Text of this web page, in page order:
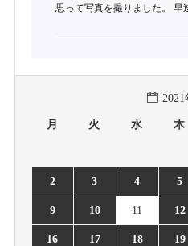
思って写真を撮りました。
2021
月 火 水 木
2 3 4 5
9 10 11 12
16 17 18 19